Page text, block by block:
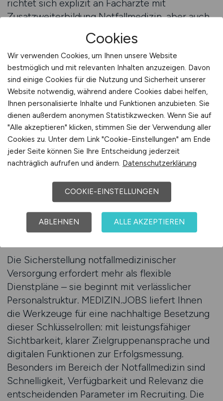
richtet sich explizit an Fachärzte mit
Zusatzweiterbildung Notfallmedizin, aber auch
an internistische, chirurgische und
anästhesiologische Kollegen mit
Akutschwerpunkt. So entsteht eine präzise
Verbindung zwischen medizinischer Praxis und
digitalen Karrierewegen. MEDIZIN.JOBS wird
damit zur digitalen Brücke zwischen
medizinischem Anspruch und
personalstrategischer Wirklichkeit – ideal für
die Besetzung kritischer Rollen in der
Notfallversorgung.
Akutmedizinische Versorgung
durch strategisches Recruiting
Die Sicherstellung notfallmedizinischer
Versorgung erfordert mehr als flexible
Dienstpläne – sie beginnt mit verlässlicher
Personalstruktur. MEDIZIN.JOBS liefert Ihnen
die Werkzeuge für eine nachhaltige Besetzung
dieser Schlüsselrollen: mit leistungsfähiger
Sichtbarkeit, klarer Zielgruppenansprache und
digitalen Funktionen zur Erfolgsmessung.
Besonders im Bereich der Notfallmedizin sind
Schnelligkeit, Verfügbarkeit und Relevanz die
entscheidenden Parameter im Recruiting. Die
Cookies
Wir verwenden Cookies, um Ihnen unsere Website
bestmöglich und mit relevanten Inhalten anzuzeigen. Davon
sind einige Cookies für die Nutzung und Sicherheit unserer
Website notwendig, während andere Cookies dabei helfen,
Ihnen personalisierte Inhalte und Funktionen anzubieten. Sie
dienen außerdem anonymen Statistikzwecken. Wenn Sie auf
"Alle akzeptieren" klicken, stimmen Sie der Verwendung aller
Cookies zu. Unter dem Link "Cookie-Einstellungen" am Ende
jeder Seite können Sie Ihre Entscheidung jederzeit
nachträglich aufrufen und ändern. Datenschutzerklärung
COOKIE-EINSTELLUNGEN
ABLEHNEN ALLE AKZEPTIEREN